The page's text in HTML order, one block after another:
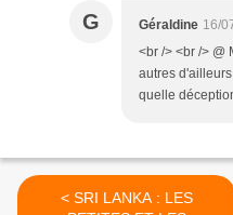
G Géraldine 16/
<br /> <br /> @
autres
quelle
< SRI LANKA : LES